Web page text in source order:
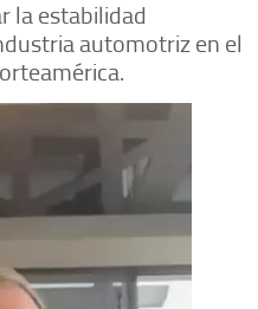
la estabilidad
automotriz en el